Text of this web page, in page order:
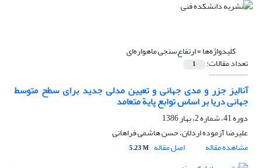
کلیدواژه‌ها =ارتفاع‌سنجی ماهواره‌ای
تعداد مقالات: 1
آنالیز جزر و مدی جهانی و تعیین مدلی جدید برای سطح متوسط
جهانی دریا بر اساس توابع پایة متعامد
دوره 41، شماره 2، بهار 1386
علیرضا آزموده اردلان، حسن هاشمی فراهانی
مشاهده مقاله
اصل مقاله 5.23 M